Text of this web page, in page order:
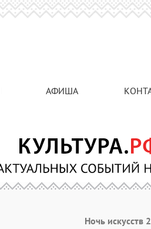
АФИША
Ночь искусств